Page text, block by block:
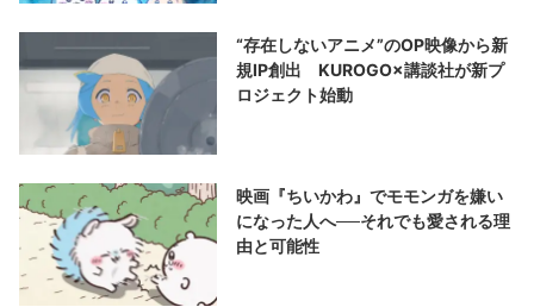
“存在しないアニメ”のOP映像から新
規IP創出 KUROGO×講談社が新プ
ロジェクト始動
映画『ちいかわ』でモモンガを嫌い
になった人へ──それでも愛される理
由と可能性